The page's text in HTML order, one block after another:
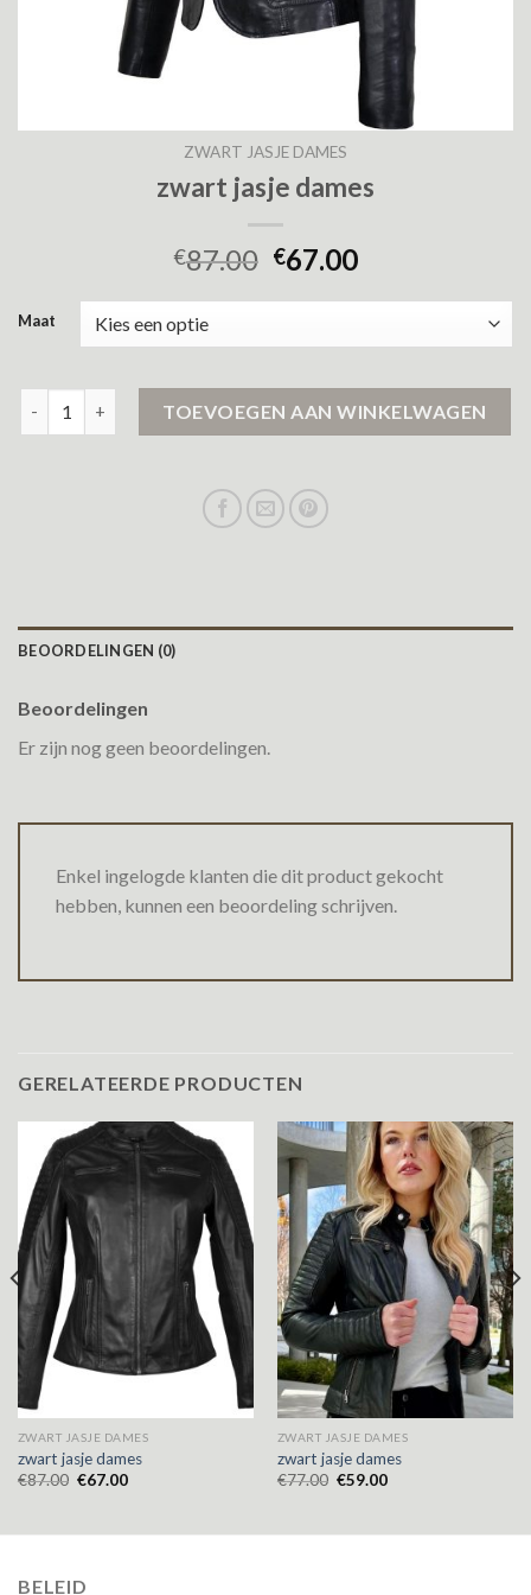
ZWART JASJE DAMES
zwart jasje dames
€87.00 €67.00
Maat
TOEVOEGEN AAN WINKELWAGEN
BEOORDELINGEN (0)
Beoordelingen
Er zijn nog geen beoordelingen.
Enkel ingelogde klanten die dit product gekocht
hebben, kunnen een beoordeling schrijven.
GERELATEERDE PRODUCTEN
ZWART JASJE DAMES
zwart jasje dames
€87.00 €67.00
ZWART JASJE DAMES
zwart jasje dames
€77.00 €59.00
BELEID